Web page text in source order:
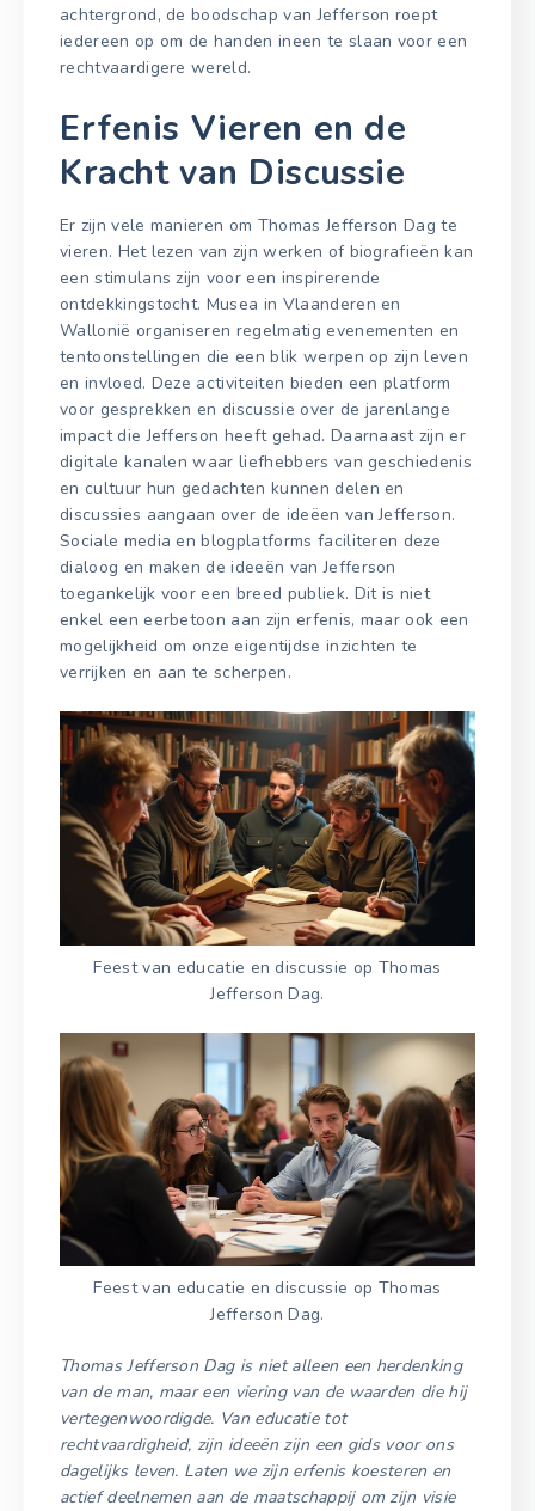
achtergrond, de boodschap van Jefferson roept
iedereen op om de handen ineen te slaan voor een
rechtvaardigere wereld.
Erfenis Vieren en de
Kracht van Discussie
Er zijn vele manieren om Thomas Jefferson Dag te
vieren. Het lezen van zijn werken of biografieën kan
een stimulans zijn voor een inspirerende
ontdekkingstocht. Musea in Vlaanderen en
Wallonië organiseren regelmatig evenementen en
tentoonstellingen die een blik werpen op zijn leven
en invloed. Deze activiteiten bieden een platform
voor gesprekken en discussie over de jarenlange
impact die Jefferson heeft gehad. Daarnaast zijn er
digitale kanalen waar liefhebbers van geschiedenis
en cultuur hun gedachten kunnen delen en
discussies aangaan over de ideëen van Jefferson.
Sociale media en blogplatforms faciliteren deze
dialoog en maken de ideeën van Jefferson
toegankelijk voor een breed publiek. Dit is niet
enkel een eerbetoon aan zijn erfenis, maar ook een
mogelijkheid om onze eigentijdse inzichten te
verrijken en aan te scherpen.
Feest van educatie en discussie op Thomas
Jefferson Dag.
Feest van educatie en discussie op Thomas
Jefferson Dag.
Thomas Jefferson Dag is niet alleen een herdenking
van de man, maar een viering van de waarden die hij
vertegenwoordigde. Van educatie tot
rechtvaardigheid, zijn ideeën zijn een gids voor ons
dagelijks leven. Laten we zijn erfenis koesteren en
actief deelnemen aan de maatschappij om zijn visie